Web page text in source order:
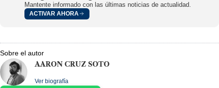
Mantente informado con las últimas noticias de actualidad.
ACTIVAR AHORA
Sobre el autor
AARON CRUZ SOTO
Ver biografía